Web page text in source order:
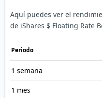
Aquí puedes ver el
de iShares $ Floating Rate
Periodo
1 semana
1 mes